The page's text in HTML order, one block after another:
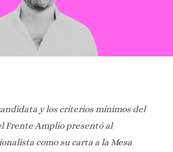
y los criterios mínimos del
Frente Amplio presentó al
como su carta a la Mesa